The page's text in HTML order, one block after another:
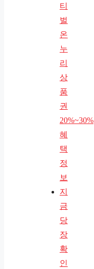
티
벌
온
누
리
상
품
권
20%~30%
혜
택
정
보
지
금
당
장
확
인